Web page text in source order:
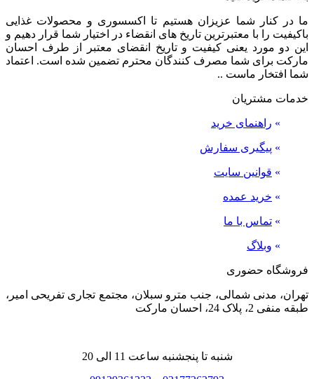
ما در کنار شما عزیزان هستیم تا اکسسوری و محصولات غذایی
باکیفیت را با معتبرترین تاریخ های انقضاء در اختیار شما قرار دهیم و
این دو مورد یعنی کیفیت و تاریخ انقضای معتبر از طرف احسان
مارکت برای شما مصرف کنندگان محترم تضمین شده است. اعتماد
شما افتخار ماست ..
خدمات مشتریان
» راهنمای خرید
» پیگیری سفارش
» قوانین سایت
» خرید عمده
» تماس با ما
» وبلاگ
فروشگاه حضوری
تهران، مدنی شمالی، جنب مترو سبلان، مجتمع تجاری تفریحی امیر،
طبقه منفی 2، پلاک 24، احسان مارکت
شنبه تا پنجشنبه ساعت 11 الی 20